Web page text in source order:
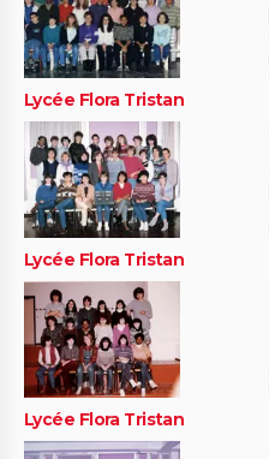
Lycée Flora Tristan
Lycée Flora Tristan
Lycée Flora Tristan